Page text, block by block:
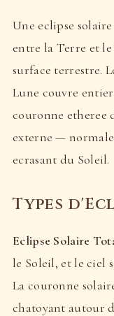
Une eclipse
entre la Terre et
surface terrestre.
Lune couvre
couronne etheree
externe —
ecrasant du Soleil.
Types
Eclipse Solaire
le Soleil, et le ciel
La couronne
chatoyant autour